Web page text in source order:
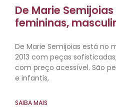
De Marie
femininas,
De Marie Semijoias está no
2013 com peças
com preço acessível. São
e infantis,
SAIBA MAIS